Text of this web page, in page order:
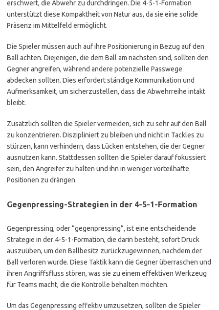
erschwert, die Abwehr zu durchdringen. Die 4-5-1-Formation
unterstützt diese Kompaktheit von Natur aus, da sie eine solide
Präsenz im Mittelfeld ermöglicht.
Die Spieler müssen auch auf ihre Positionierung in Bezug auf den
Ball achten. Diejenigen, die dem Ball am nächsten sind, sollten den
Gegner angreifen, während andere potenzielle Passwege
abdecken sollten. Dies erfordert ständige Kommunikation und
Aufmerksamkeit, um sicherzustellen, dass die Abwehrreihe intakt
bleibt.
Zusätzlich sollten die Spieler vermeiden, sich zu sehr auf den Ball
zu konzentrieren. Diszipliniert zu bleiben und nicht in Tackles zu
stürzen, kann verhindern, dass Lücken entstehen, die der Gegner
ausnutzen kann. Stattdessen sollten die Spieler darauf fokussiert
sein, den Angreifer zu halten und ihn in weniger vorteilhafte
Positionen zu drängen.
Gegenpressing-Strategien in der 4-5-1-Formation
Gegenpressing, oder “gegenpressing”, ist eine entscheidende
Strategie in der 4-5-1-Formation, die darin besteht, sofort Druck
auszuüben, um den Ballbesitz zurückzugewinnen, nachdem der
Ball verloren wurde. Diese Taktik kann die Gegner überraschen und
ihren Angriffsfluss stören, was sie zu einem effektiven Werkzeug
für Teams macht, die die Kontrolle behalten möchten.
Um das Gegenpressing effektiv umzusetzen, sollten die Spieler